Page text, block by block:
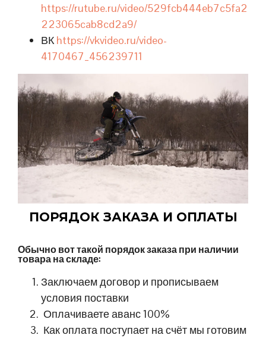
https://rutube.ru/video/529fcb444eb7c5fa2
223065cab8cd2a9/
ВКhttps://vkvideo.ru/video-
4170467_456239711
ПОРЯДОК ЗАКАЗА И ОПЛАТЫ
Обычно вот такой порядок заказа при наличии
товара на складе:
Заключаем договор и прописываем
условия поставки
Оплачиваете аванс 100%
Как оплата поступает на счёт мы готовим